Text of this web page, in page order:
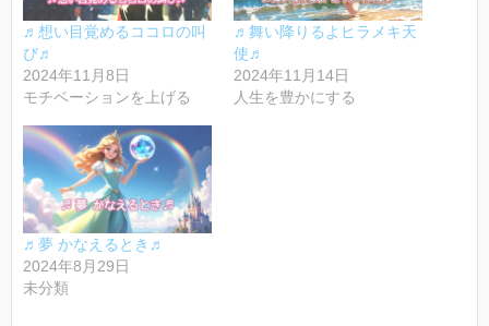
♬想い目覚めるココロの叫
び♬
2024年11月8日
モチベーションを上げる
♬舞い降りるよヒラメキ天
使♬
2024年11月14日
人生を豊かにする
♬夢 かなえるとき♬
2024年8月29日
未分類